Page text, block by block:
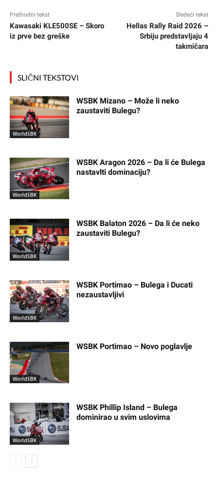
Prethodni tekst
Kawasaki KLE500SE – Skoro
iz prve bez greške
Sledeći tekst
Hellas Rally Raid 2026 –
Srbiju predstavljaju 4
takmičara
SLIČNI TEKSTOVI
WorldSBK
WSBK Mizano – Može li neko
zaustaviti Bulegu?
WorldSBK
WSBK Aragon 2026 – Da li će Bulega
nastavlti dominaciju?
WorldSBK
WSBK Balaton 2026 – Da li će neko
zaustaviti Bulegu?
WorldSBK
WSBK Portimao – Bulega i Ducati
nezaustavljivi
WorldSBK
WSBK Portimao – Novo poglavlje
WorldSBK
WSBK Phillip Island – Bulega
dominirao u svim uslovima